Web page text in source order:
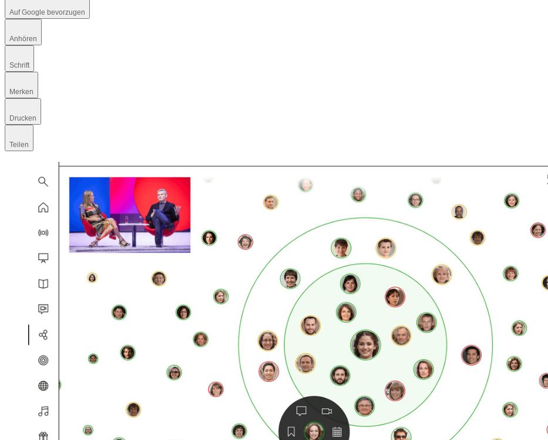
Auf Google bevorzugen
Anhören
Schrift
Merken
Drucken
Teilen